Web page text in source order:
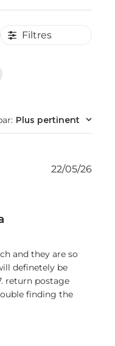
Filtres
: Plus pertinent
and they are so
definetely be
return postage
finding the
Date
22/05/26